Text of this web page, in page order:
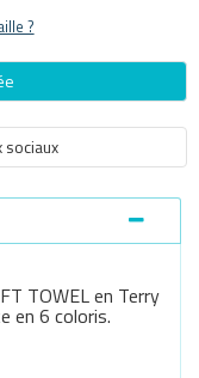
?
TOWEL en Terry
en 6 coloris.